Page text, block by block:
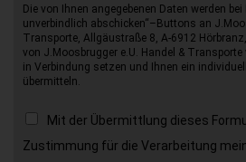
Die von Ihnen angegebenen Daten werden
unverbindlich abschicken“–Buttons an
Transporte, Allgäustraße 8, A-6912
von J.Moosbrugger e.U. Handel &
in Verbindung setzen und Ihnen ein
übermitteln.
Mit der Übermittlung dieses
Zustimmung für die Verarbeitung